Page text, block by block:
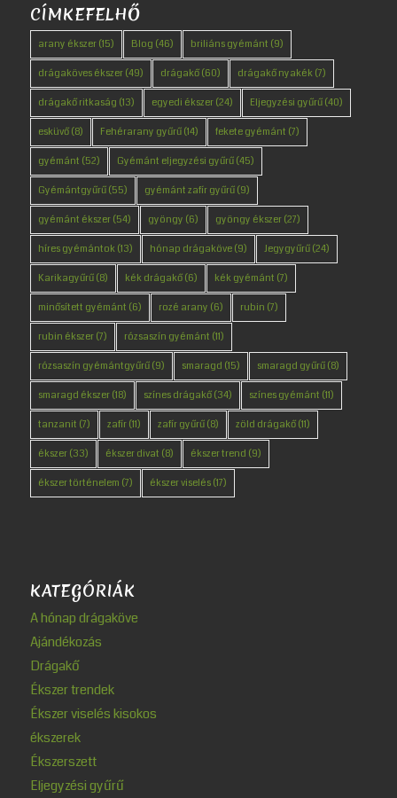
CÍMKEFELHŐ
arany ékszer(15) Blog (46) briliáns gyémánt (9)
drágaköves ékszer(49) drágakő(60) drágakő nyakék(7)
drágakő ritkaság (13) egyedi ékszer(24) Eljegyzési gyűrű(40)
esküvő(8) Fehérarany gyűrű(14) fekete gyémánt (7)
gyémánt (52) Gyémánt eljegyzési gyűrű(45)
Gyémántgyűrű(55) gyémánt zafír gyűrű(9)
gyémánt ékszer(54) gyöngy (6) gyöngy ékszer(27)
híres gyémántok(13) hónap drágaköve(9) Jegygyűrű(24)
Karikagyűrű(8) kék drágakő(6) kék gyémánt (7)
minősített gyémánt (6) rozé arany (6) rubin (7)
rubin ékszer(7) rózsaszín gyémánt (11)
rózsaszín gyémántgyűrű(9) smaragd (15) smaragd gyűrű(8)
smaragd ékszer(18) színes drágakő(34) színes gyémánt (11)
tanzanit (7) zafír(11) zafír gyűrű(8) zöld drágakő(11)
ékszer(33) ékszer divat (8) ékszer trend (9)
ékszer történelem (7) ékszer viselés(17)
KATEGÓRIÁK
A hónap drágaköve
Ajándékozás
Drágakő
Ékszer trendek
Ékszer viselés kisokos
ékszerek
Ékszerszett
Eljegyzési gyűrű